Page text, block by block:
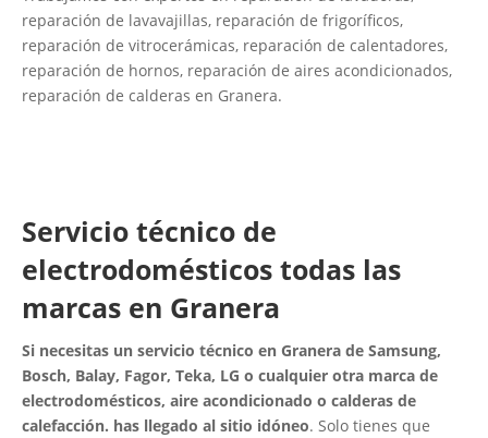
reparación de lavavajillas, reparación de frigoríficos,
reparación de vitrocerámicas, reparación de calentadores,
reparación de hornos, reparación de aires acondicionados,
reparación de calderas en Granera.
Servicio técnico de
electrodomésticos todas las
marcas en Granera
Si necesitas un servicio técnico en Granera de Samsung,
Bosch, Balay, Fagor, Teka, LG o cualquier otra marca de
electrodomésticos, aire acondicionado o calderas de
calefacción. has llegado al sitio idóneo. Solo tienes que